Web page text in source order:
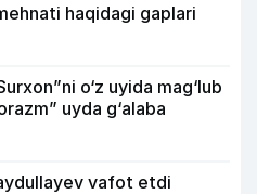
haqidagi gaplari
o‘z uyida mag‘lub
uyda g‘alaba
vafot etdi